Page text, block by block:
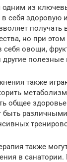
одним из
себя здоровую
но при
себя овощи,
другие полезные
также
общее
быть
также
в